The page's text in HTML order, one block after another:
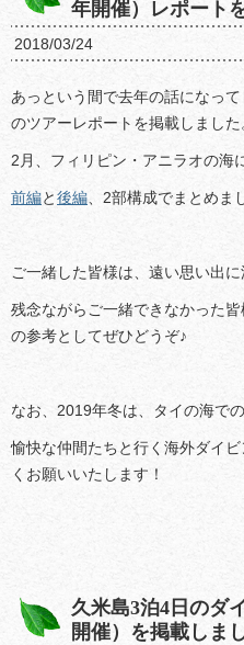
年開催）レポート
2018/03/24
あっという間で去年の話になっ
のツアーレポートを掲載しました
2月、フィリピン・アニラオの海
前編と後編 、2部構成でまとめま
ご一緒した皆様は、遠い思い出に
残念ながらご一緒できなかった
の参考としてぜひどうぞ♪
なお、2019年冬は、タイの海で
愉快な仲間たちと行く海外ダイ
くお願いいたします！
久米島3泊4日のダ
開催）を掲載しま